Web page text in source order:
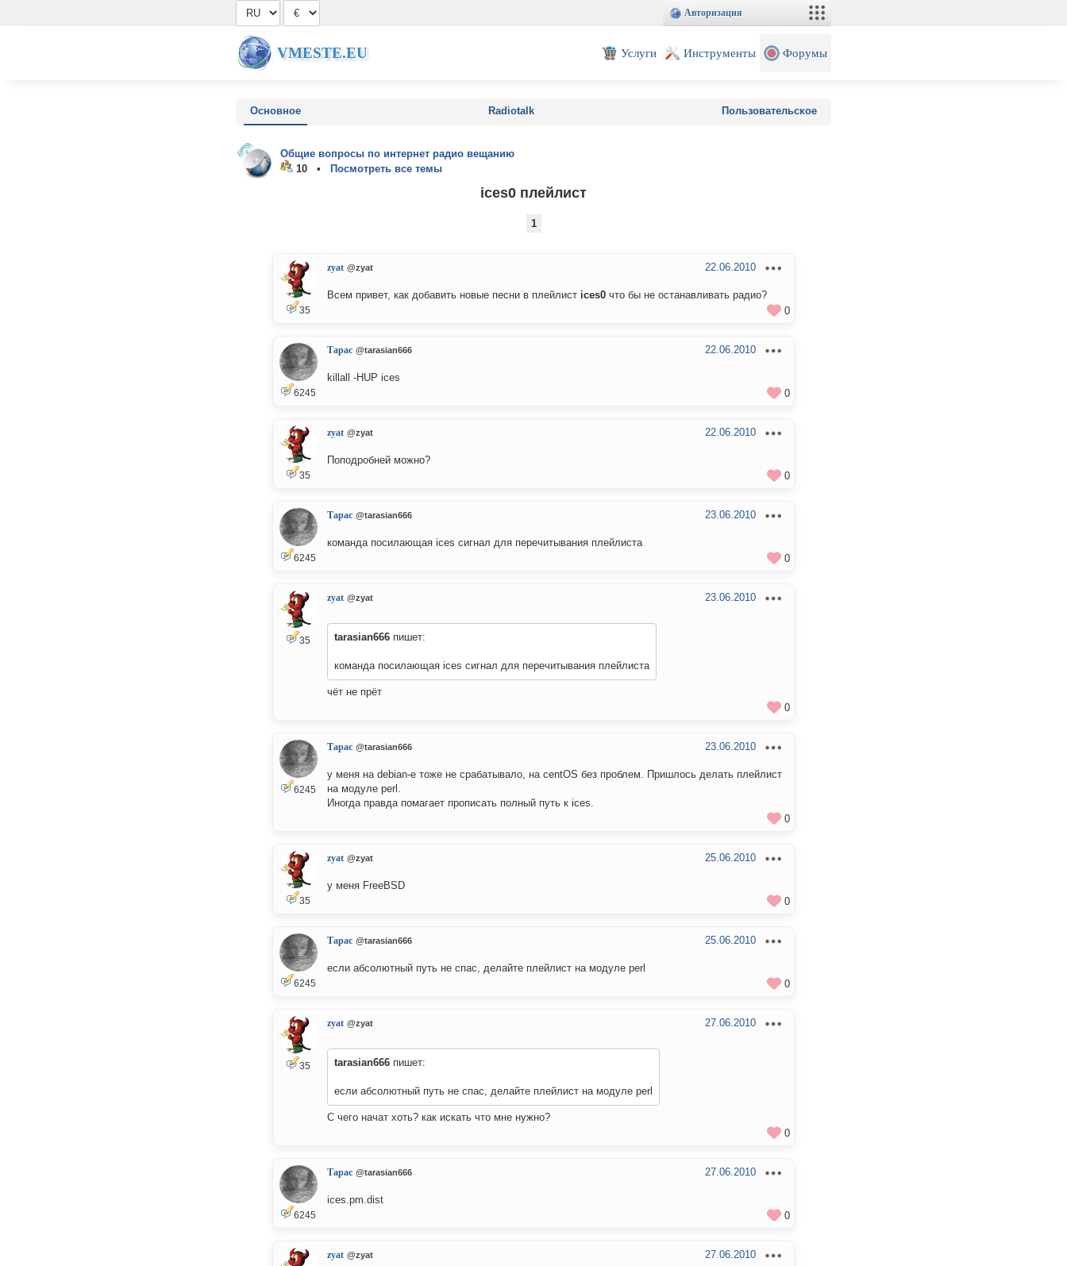
Авторизация
VMESTE.EU Услуги Инструменты Форумы
Основное Radiotalk Пользовательское
Общие вопросы по интернет радио вещанию
10 •
Посмотреть все темы
ices0 плейлист
1
35
zyat @zyat 22.06.2010
Всем привет, как добавить новые песни в плейлист ices0 что бы не останавливать радио?
0
6245
Тарас @tarasian666 22.06.2010
killall -HUP ices
0
35
zyat @zyat 22.06.2010
Поподробней можно?
0
6245
Тарас @tarasian666 23.06.2010
команда посилающая ices сигнал для перечитывания плейлиста
0
35
zyat @zyat 23.06.2010
tarasian666 пишет:
команда посилающая ices сигнал для перечитывания плейлиста
чёт не прёт
0
6245
Тарас @tarasian666 23.06.2010
у меня на debian-e тоже не срабатывало, на centOS без проблем. Пришлось делать плейлист
на модуле perl.
Иногда правда помагает прописать полный путь к ices.
0
35
zyat @zyat 25.06.2010
у меня FreeBSD
0
6245
Тарас @tarasian666 25.06.2010
если абсолютный путь не спас, делайте плейлист на модуле perl
0
35
zyat @zyat 27.06.2010
tarasian666 пишет:
если абсолютный путь не спас, делайте плейлист на модуле perl
С чего начат хоть? как искать что мне нужно?
0
6245
Тарас @tarasian666 27.06.2010
ices.pm.dist
0
zyat @zyat 27.06.2010